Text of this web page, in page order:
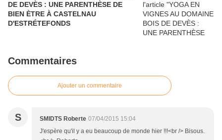
DE DEVÈS : UNE PARENTHÈSE DE
BIEN ÈTRE À CASTELNAU
D'ESTRÉTEFONDS
Commentaires
Ajouter un commentaire
S SMIDTS Roberte 07/04/2015 15:04
J'espère qu'il y a eu beaucoup de monde hier !!!<br /> Bisous.